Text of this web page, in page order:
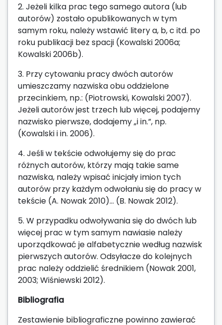
2. Jeżeli kilka prac tego samego autora (lub
autorów) zostało opublikowanych w tym
samym roku, należy wstawić litery a, b, c itd. po
roku publikacji bez spacji (Kowalski 2006a;
Kowalski 2006b).
3. Przy cytowaniu pracy dwóch autorów
umieszczamy nazwiska obu oddzielone
przecinkiem, np.: (Piotrowski, Kowalski 2007).
Jeżeli autorów jest trzech lub więcej, podajemy
nazwisko pierwsze, dodajemy „i in.”, np.
(Kowalski i in. 2006).
4. Jeśli w tekście odwołujemy się do prac
różnych autorów, którzy mają takie same
nazwiska, należy wpisać inicjały imion tych
autorów przy każdym odwołaniu się do pracy w
tekście (A. Nowak 2010)... (B. Nowak 2012).
5. W przypadku odwoływania się do dwóch lub
więcej prac w tym samym nawiasie należy
uporządkować je alfabetycznie według nazwisk
pierwszych autorów. Odsyłacze do kolejnych
prac należy oddzielić średnikiem (Nowak 2001,
2003; Wiśniewski 2012).
Bibliografia
Zestawienie bibliograficzne powinno zawierać